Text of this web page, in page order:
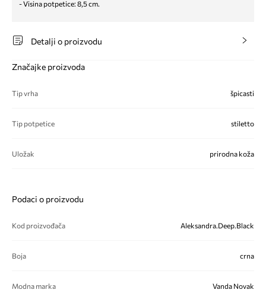
- Visina potpetice: 8,5 cm.
Detalji o proizvodu
Značajke proizvoda
Tip vrha špicasti
Tip potpetice stiletto
Uložak prirodna koža
Podaci o proizvodu
Kod proizvođača Aleksandra.Deep.Black
Boja crna
Modna marka Vanda Novak